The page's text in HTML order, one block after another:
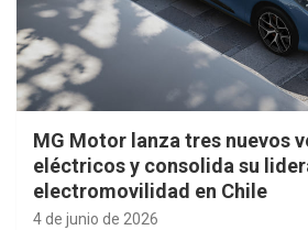
MG Motor lanza tres nuevos
eléctricos y consolida su
electromovilidad en Chile
4 de junio de 2026